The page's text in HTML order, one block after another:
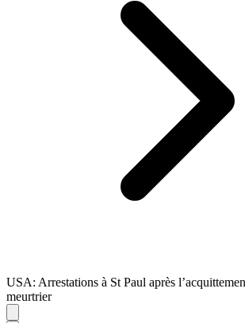
USA: Arrestations à St Paul après
meurtrier